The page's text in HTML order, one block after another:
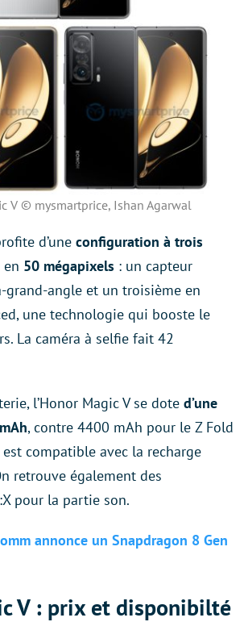
V © mysmartprice, Ishan Agarwal
d’une configuration à trois
en 50 mégapixels : un capteur
grand-angle et un troisième en
une technologie qui booste le
La caméra à selfie fait 42
l’Honor Magic V se dote d’une
, contre 4400 mAh pour le Z Fold
compatible avec la recharge
retrouve également des
pour la partie son.
annonce un Snapdragon 8 Gen
V : prix et disponibilté